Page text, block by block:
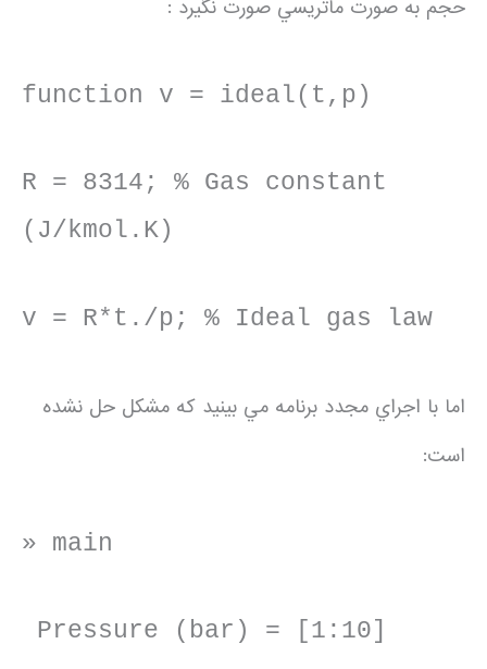
حجم به صورت ماتريسي صورت نگيرد :
function v = ideal(t,p)
R = 8314; % Gas constant
(J/kmol.K)
v = R*t./p; % Ideal gas law
اما با اجراي مجدد برنامه مي بينيد كه مشكل حل نشده
است:
» main
Pressure (bar) = [1:10]